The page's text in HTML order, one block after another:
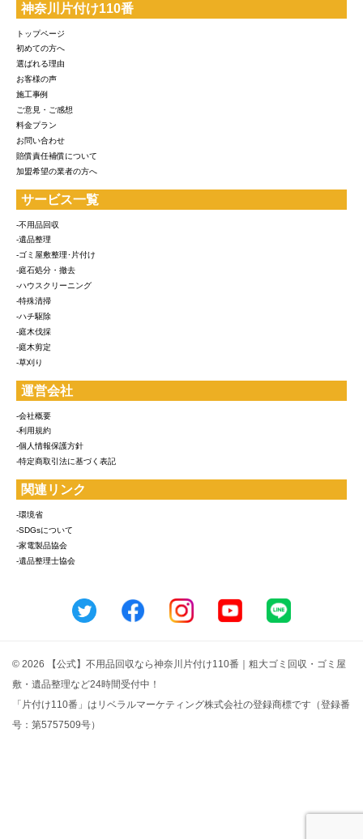
神奈川片付け110番
トップページ
初めての方へ
選ばれる理由
お客様の声
施工事例
ご意見・ご感想
料金プラン
お問い合わせ
賠償責任補償について
加盟希望の業者の方へ
サービス一覧
-不用品回収
-遺品整理
-ゴミ屋敷整理･片付け
-庭石処分・撤去
-ハウスクリーニング
-特殊清掃
-ハチ駆除
-庭木伐採
-庭木剪定
-草刈り
運営会社
-会社概要
-利用規約
-個人情報保護方針
-特定商取引法に基づく表記
関連リンク
-環境省
-SDGsについて
-家電製品協会
-遺品整理士協会
© 2026 【公式】不用品回収なら神奈川片付け110番｜粗大ゴミ回収・ゴミ屋
敷・遺品整理など24時間受付中！
「片付け110番」はリベラルマーケティング株式会社の登録商標です（登録番
号：第5757509号）